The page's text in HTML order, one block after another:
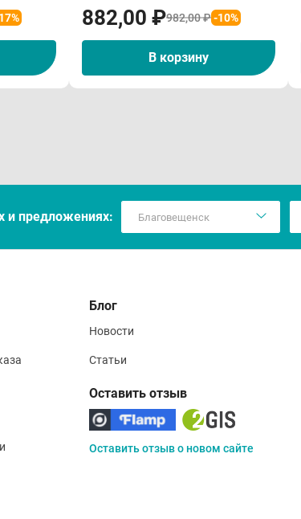
882,00 ₽982,00 ₽-10%
В корзину
и предложениях:
Блог
Новости
Статьи
Оставить отзыв
Оставить отзыв о новом сайте